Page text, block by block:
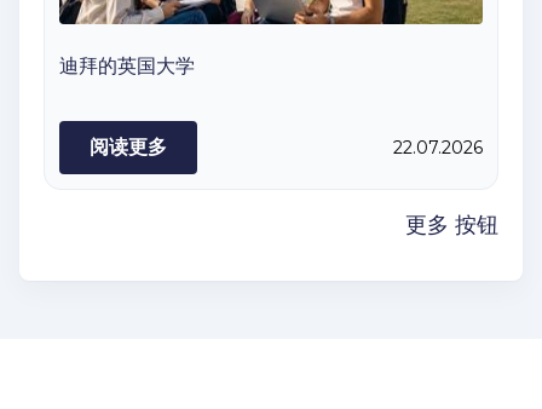
迪拜的英国大学
阅读更多 22.07.2026
更多 按钮